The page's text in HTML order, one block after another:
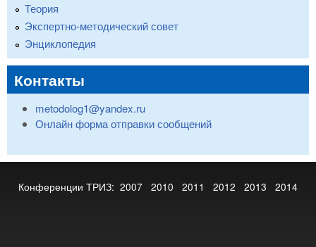
Теория
Экспертно-методический совет
Энциклопедия
Контакты
metodolog1@yandex.ru
Онлайн форма отправки сообщений
Конференции ТРИЗ: 2007 2010 2011 2012 2013 2014